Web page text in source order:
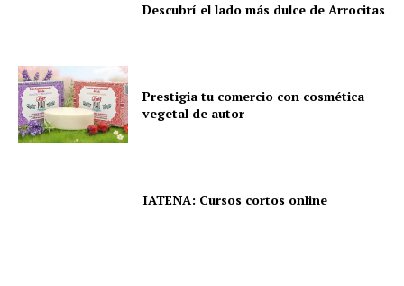
Descubrí el lado más dulce de Arrocitas
Prestigia tu comercio con cosmética
vegetal de autor
IATENA: Cursos cortos online